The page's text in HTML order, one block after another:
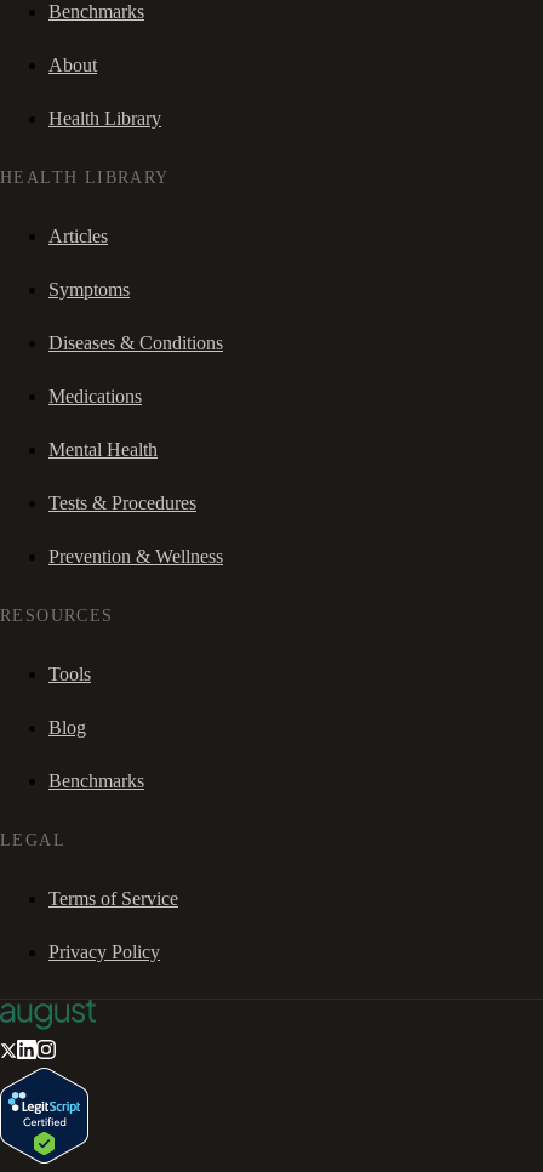
Benchmarks
About
Health Library
HEALTH LIBRARY
Articles
Symptoms
Diseases & Conditions
Medications
Mental Health
Tests & Procedures
Prevention & Wellness
RESOURCES
Tools
Blog
Benchmarks
LEGAL
Terms of Service
Privacy Policy